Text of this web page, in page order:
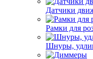
Датчики
Рамки для
Шнуры,